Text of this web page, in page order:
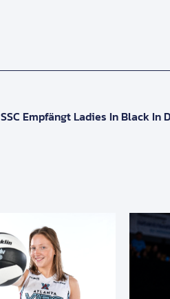
SSC Empfängt Ladies In Black In